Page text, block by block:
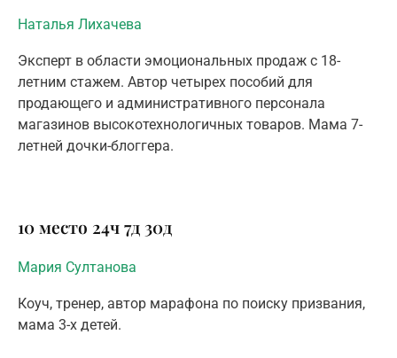
Наталья Лихачева
Эксперт в области эмоциональных продаж с 18-
летним стажем. Автор четырех пособий для
продающего и административного персонала
магазинов высокотехнологичных товаров. Мама 7-
летней дочки-блоггера.
10 место 24ч7д 30д
Мария Султанова
Коуч, тренер, автор марафона по поиску призвания,
мама 3-х детей.